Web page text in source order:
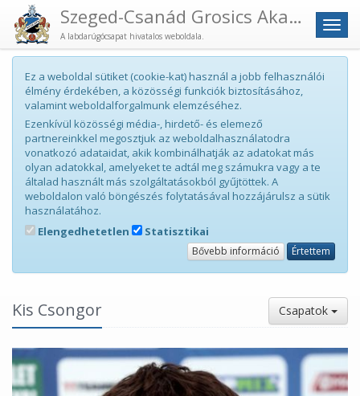
Menü
Szeged-Csanád Grosics Akadémia
A labdarúgócsapat hivatalos weboldala.
Ez a weboldal sütiket (cookie-kat) használ a jobb felhasználói
élmény érdekében, a közösségi funkciók biztosításához,
valamint weboldalforgalmunk elemzéséhez.
Ezenkívül közösségi média-, hirdető- és elemező
partnereinkkel megosztjuk az weboldalhasználatodra
vonatkozó adataidat, akik kombinálhatják az adatokat más
olyan adatokkal, amelyeket te adtál meg számukra vagy a te
általad használt más szolgáltatásokból gyűjtöttek. A
weboldalon való böngészés folytatásával hozzájárulsz a sütik
használatához.
Elengedhetetlen
Statisztikai
Bővebb információ Értettem
Kis Csongor Csapatok